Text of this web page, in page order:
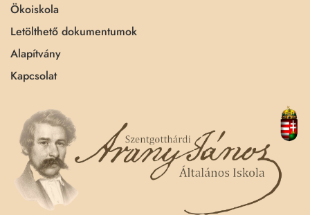
Ökoiskola
Letölthető dokumentumok
Alapítvány
Kapcsolat